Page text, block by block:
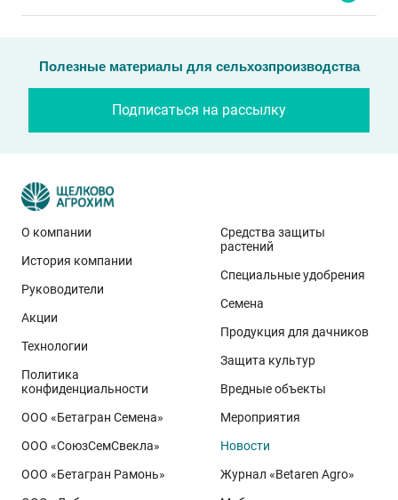
Эти результаты особенно показательны для
условий Приволжского федерального округа. Они
демонстрируют, что потенциал интенсивного сорта
реализуется при грамотном управлении
технологией: сбалансированном минеральном
питании, эффективной защите растений и точном
относится к новому поколению сортов орловского
биотипа озимой пшеницы. Это достижение
департамента селекции и семеноводства «Щёлково
Агрохим». Ей принадлежит рекорд
Полезные материалы для сельхозпроизводства
Подписаться на рассылку
О компании
История компании
Руководители
Акции
Технологии
Политика
конфиденциальности
ООО «Бетагран Семена»
ООО «СоюзСемСвекла»
ООО «Бетагран Рамонь»
Средства защиты
растений
Специальные удобрения
Семена
Продукция для дачников
Защита культур
Вредные объекты
Мероприятия
Новости
Журнал «Betaren Agro»